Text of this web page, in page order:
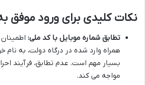
نکات کلیدی برای ورود موفق
تطابق شماره موبایل با کد ملی:
همراه وارد شده در درگاه دولت، به نام
بسیار مهم است. عدم تطابق، فرآیند
مواجه می کند.